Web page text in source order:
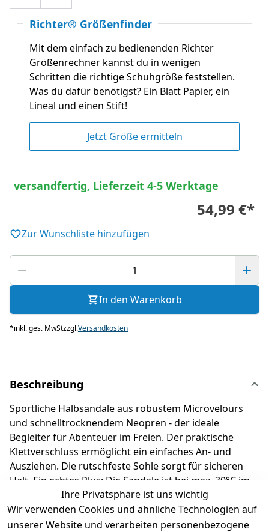
Richter® Größenfinder
Mit dem einfach zu bedienenden Richter
Größenrechner kannst du in wenigen
Schritten die richtige Schuhgröße feststellen.
Was du dafür benötigst? Ein Blatt Papier, ein
Lineal und einen Stift!
Jetzt Größe ermitteln
versandfertig, Lieferzeit 4-5 Werktage
54,99 €*
Zur Wunschliste hinzufügen
In den Warenkorb
*inkl. ges. MwStzzgl.Versandkosten
Beschreibung
Sportliche Halbsandale aus robustem Microvelours
und schnelltrocknendem Neopren - der ideale
Begleiter für Abenteuer im Freien. Der praktische
Klettverschluss ermöglicht ein einfaches An- und
Ausziehen. Die rutschfeste Sohle sorgt für sicheren
Halt. Ein echtes Plus: Die Sandale ist bei max. 30°C im
Schonwaschgang waschmaschinengeeignet – für
unkomplizierte Pflege nach dem Spielen. Richter
Kinderschuhe - Kids shoes since 1893.
Ihre Privatsphäre ist uns wichtig
Wir verwenden Cookies und ähnliche Technologien auf
unserer Website und verarbeiten personenbezogene